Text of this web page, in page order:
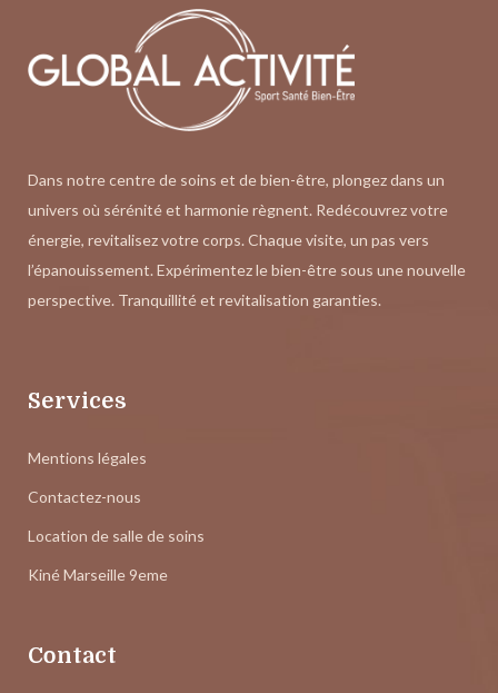
Dans notre centre de soins et de bien-être, plongez dans un
univers où sérénité et harmonie règnent. Redécouvrez votre
énergie, revitalisez votre corps. Chaque visite, un pas vers
l’épanouissement. Expérimentez le bien-être sous une nouvelle
perspective. Tranquillité et revitalisation garanties.
Services
Mentions légales
Contactez-nous
Location de salle de soins
Kiné Marseille 9eme
Contact